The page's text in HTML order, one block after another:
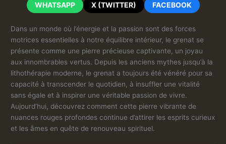
WHATSAPP
X (TWITTER) FACEBOOK
Dans un monde où l’énergie et la passion sont des forces
motrices essentielles à notre équilibre intérieur, le grenat se
présente comme une pierre précieuse captivante, un joyau
aux innombrables vertus. Depuis les anciens mythes jusqu’à la
lithothérapie moderne, le grenat a toujours été vénéré pour sa
capacité à transcender le quotidien, à insuffler une vitalité
sans égale et à inspirer une véritable passion de vivre.
Aujourd’hui, découvrez comment cette pierre vibrante de
nuances rouges profondes continue d’attirer les esprits curieux
et les âmes en quête de renouveau spirituel.